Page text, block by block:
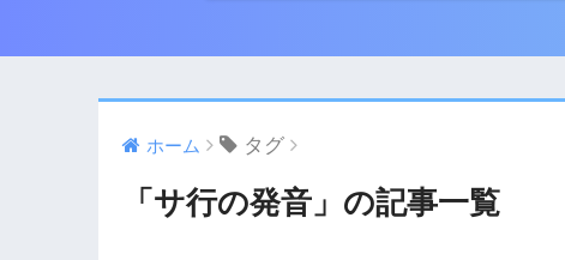
ホーム タグ
「サ行の発音」の記事一覧